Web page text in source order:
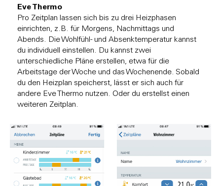
Eve Thermo
Pro Zeitplan lassen sich bis zu drei Heizphasen
einrichten, z.B. für Morgens, Nachmittags und
Abends. Die Wohlfühl- und Absenktemperatur kannst
du individuell einstellen. Du kannst zwei
unterschiedliche Pläne erstellen, etwa für die
Arbeitstage der Woche und das Wochenende. Sobald
du den Heizplan speicherst, lässt er sich auch für
andere Eve Thermo nutzen. Oder du erstellst einen
weiteren Zeitplan.